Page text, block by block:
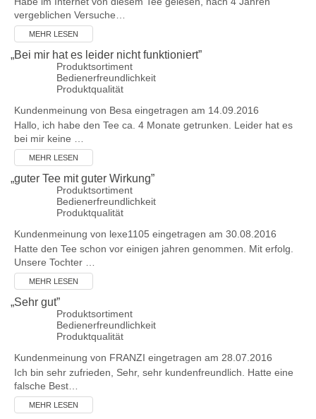
vergeblichen Versuche…
MEHR LESEN
„Bei mir hat es leider nicht funktioniert”
Produktsortiment
Bedienerfreundlichkeit
Produktqualität
Kundenmeinung von Besa eingetragen am 14.09.2016
Hallo, ich habe den Tee ca. 4 Monate getrunken. Leider hat es
bei mir keine …
MEHR LESEN
„guter Tee mit guter Wirkung”
Produktsortiment
Bedienerfreundlichkeit
Produktqualität
Kundenmeinung von lexe1105 eingetragen am 30.08.2016
Hatte den Tee schon vor einigen jahren genommen. Mit erfolg.
Unsere Tochter …
MEHR LESEN
„Sehr gut”
Produktsortiment
Bedienerfreundlichkeit
Produktqualität
Kundenmeinung von FRANZI eingetragen am 28.07.2016
Ich bin sehr zufrieden, Sehr, sehr kundenfreundlich. Hatte eine
falsche Best…
MEHR LESEN